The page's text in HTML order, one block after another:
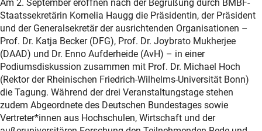
Am 2. September eröffnen nach der Begrüßung durch BMBF-
Staatssekretärin Kornelia Haugg die Präsidentin, der Präsident
und der Generalsekretär der ausrichtenden Organisationen –
Prof. Dr. Katja Becker (DFG), Prof. Dr. Joybrato Mukherjee
(DAAD) und Dr. Enno Aufderheide (AvH) – in einer
Podiumsdiskussion zusammen mit Prof. Dr. Michael Hoch
(Rektor der Rheinischen Friedrich-Wilhelms-Universität Bonn)
die Tagung. Während der drei Veranstaltungstage stehen
zudem Abgeordnete des Deutschen Bundestages sowie
Vertreter*innen aus Hochschulen, Wirtschaft und der